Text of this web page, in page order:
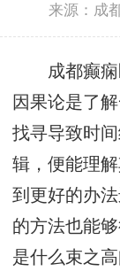
来源：成
成都癫痫
因果论是了
找寻导致时
辑，便能理
到更好的办
的方法也能
是什么束之